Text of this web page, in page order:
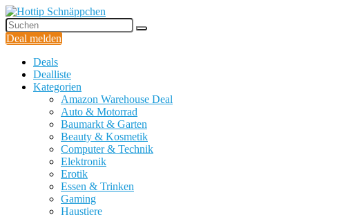
Deal melden
Deals
Dealliste
Kategorien
Amazon Warehouse Deal
Auto & Motorrad
Baumarkt & Garten
Beauty & Kosmetik
Computer & Technik
Elektronik
Erotik
Essen & Trinken
Gaming
Haustiere